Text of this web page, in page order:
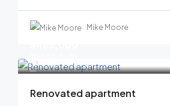
Mike Moore
Renovated apartment